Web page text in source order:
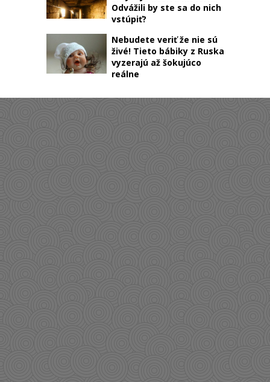
Odvážili by ste sa do nich
vstúpiť?
Nebudete veriť že nie sú
živé! Tieto bábiky z Ruska
vyzerajú až šokujúco
reálne